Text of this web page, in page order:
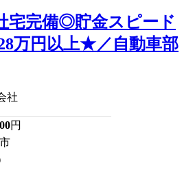
宅完備◎貯金スピード
万円以上★／自動車部
社
円